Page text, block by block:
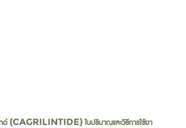
ไทด์ (CAGRILINTIDE) ในปริมาณและวิธีการใช้ยา